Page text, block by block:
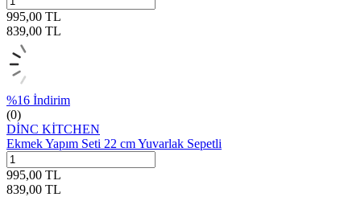
995,00 TL
839,00 TL
%16 İndirim
(0)
DİNC KİTCHEN
Ekmek Yapım Seti 22 cm Yuvarlak Sepetli
995,00 TL
839,00 TL